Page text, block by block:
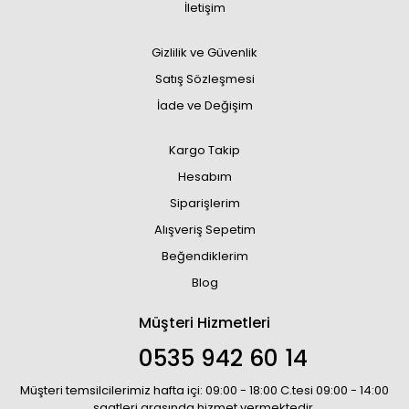
İletişim
Gizlilik ve Güvenlik
Satış Sözleşmesi
İade ve Değişim
Kargo Takip
Hesabım
Siparişlerim
Alışveriş Sepetim
Beğendiklerim
Blog
Müşteri Hizmetleri
0535 942 60 14
Müşteri temsilcilerimiz hafta içi: 09:00 - 18:00 C.tesi 09:00 - 14:00